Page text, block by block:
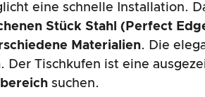
eine schnelle Installation.
Stück Stahl (Perfect
Materialien. Die
. Der Tischkufen ist eine
suchen.